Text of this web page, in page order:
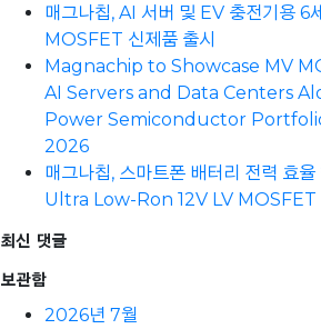
매그나칩, AI 서버 및 EV 충전기용 6
MOSFET 신제품 출시
Magnachip to Showcase MV
AI Servers and Data Centers
Power Semiconductor
2026
매그나칩, 스마트폰 배터리 전력 효
Ultra Low-Ron 12V LV MOSFET
최신 댓글
보관함
2026년 7월